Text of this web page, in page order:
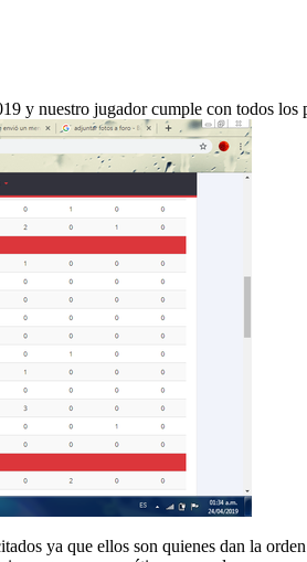
y nuestro jugador cumple con todos
ya que ellos son quienes dan la